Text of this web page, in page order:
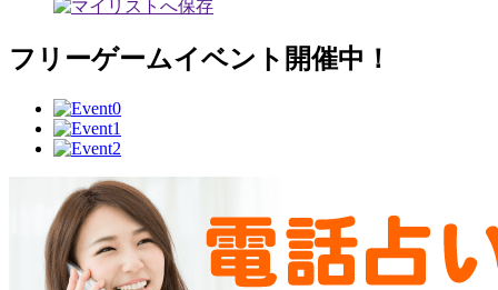
フリーゲームイベント開催中！